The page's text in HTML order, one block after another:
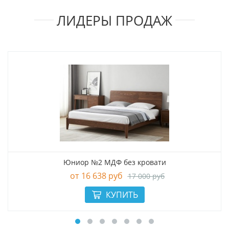
ЛИДЕРЫ ПРОДАЖ
Юниор №2 МДФ без кровати
16 638 руб 17 000 руб